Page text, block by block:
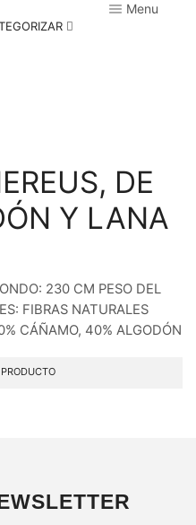
Menu
DE
Y LANA
230 CM PESO DEL
FIBRAS NATURALES
CÁÑAMO, 40% ALGODÓN